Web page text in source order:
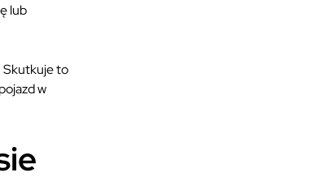
lub
Skutkuje to
w